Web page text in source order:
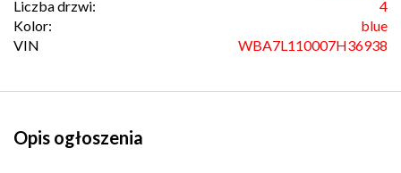
Liczba drzwi:
4
Kolor:
blue
VIN
WBA7L110007H36938
Opis ogłoszenia